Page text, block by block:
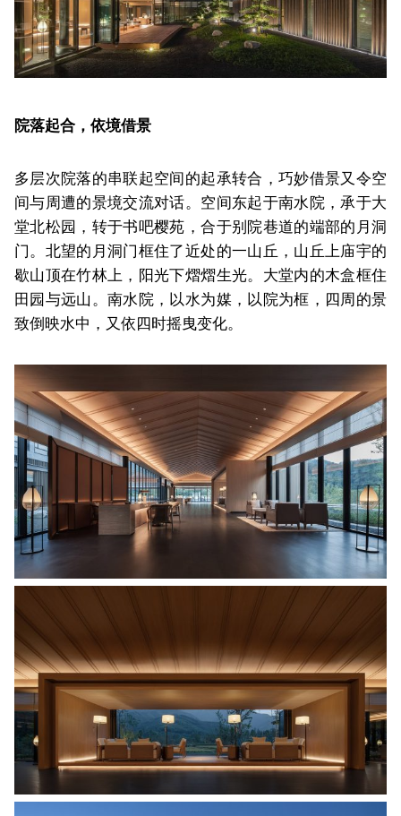
院落起合，依境借景
多层次院落的串联起空间的起承转合，巧妙借景又令空
间与周遭的景境交流对话。空间东起于南水院，承于大
堂北松园，转于书吧樱苑，合于别院巷道的端部的月洞
门。北望的月洞门框住了近处的一山丘，山丘上庙宇的
歇山顶在竹林上，阳光下熠熠生光。大堂内的木盒框住
田园与远山。南水院，以水为媒，以院为框，四周的景
致倒映水中，又依四时摇曳变化。